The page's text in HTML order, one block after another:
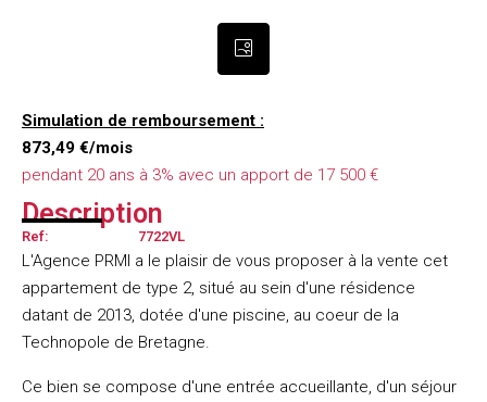
Simulation de remboursement :
873,49 €/mois
pendant 20 ans à 3% avec un apport de 17 500 €
Description
Ref: 7722VL
L'Agence PRMI a le plaisir de vous proposer à la vente cet
appartement de type 2, situé au sein d'une résidence
datant de 2013, dotée d'une piscine, au coeur de la
Technopole de Bretagne.
Ce bien se compose d'une entrée accueillante, d'un séjour